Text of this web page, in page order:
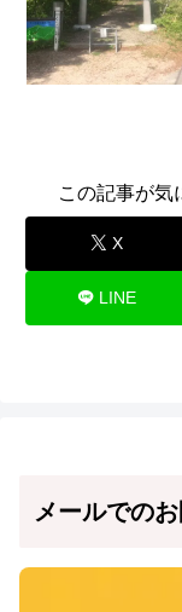
この記事が気
X
LINE
メールでの